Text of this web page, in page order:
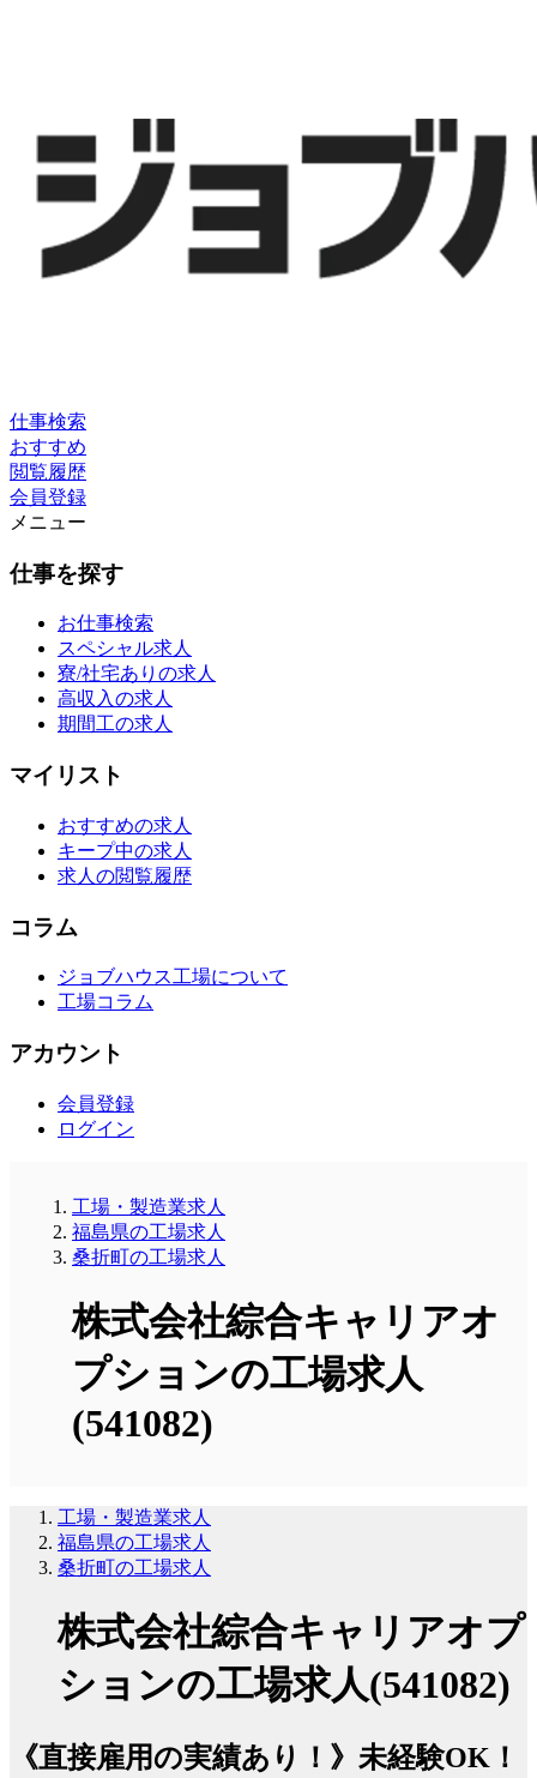
仕事検索
おすすめ
閲覧履歴
会員登録
メニュー
仕事を探す
お仕事検索
スペシャル求人
寮/社宅ありの求人
高収入の求人
期間工の求人
マイリスト
おすすめの求人
キープ中の求人
求人の閲覧履歴
コラム
ジョブハウス工場について
工場コラム
アカウント
会員登録
ログイン
工場・製造業求人
福島県の工場求人
桑折町の工場求人
株式会社綜合キャリアオ
プションの工場求人
(541082)
工場・製造業求人
福島県の工場求人
桑折町の工場求人
株式会社綜合キャリアオプ
ションの工場求人(541082)
《直接雇用の実績あり！》未経験OK！